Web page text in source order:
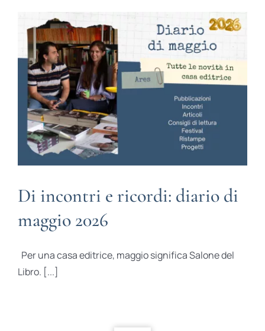
ATTUALITÀ
Di incontri e ricordi: diario di
maggio 2026
Per una casa editrice, maggio significa Salone del
Libro. [...]